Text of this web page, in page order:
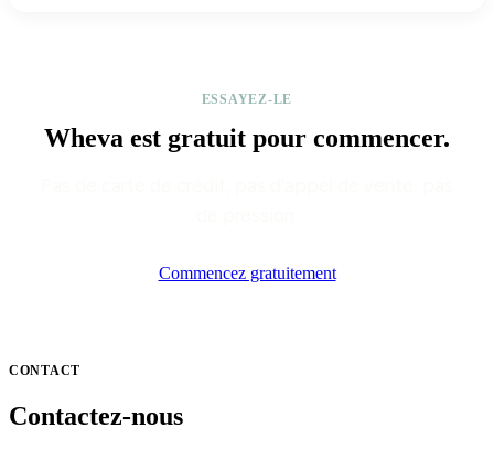
ESSAYEZ-LE
Wheva est gratuit pour commencer.
Commencez gratuitement
CONTACT
Contactez-nous